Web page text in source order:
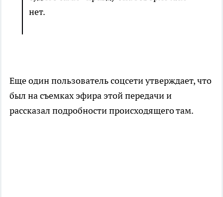
нет.
Еще один пользователь соцсети утверждает, что
был на съемках эфира этой передачи и
рассказал подробности происходящего там.